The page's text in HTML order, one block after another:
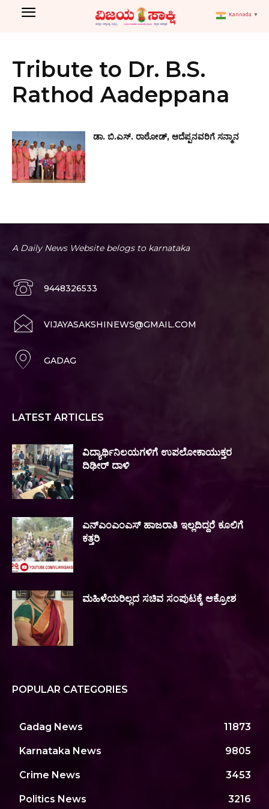
Tribute to Dr. B.S.
Rathod Aadeppana
ಡಾ. ಬಿ.ಎಸ್. ರಾಠೋಡ್, ಆದೆಪ್ಪನವರಿಗೆ ಸನ್ಮಾನ
A Daily News Website belogs to karnataka
9448326533
VIJAYASAKSHINEWS@GMAIL.COM
GADAG
LATEST ARTICLES
ವಿದ್ಯಾರ್ಥಿನಿಲಯಗಳಿಗೆ ಉಪಲೋಕಾಯುಕ್ತರ
ದಿಢೀರ್ ದಾಳಿ
ಎನ್‌ಎಂಎಂಎಸ್‌ ಹಾಜರಾತಿ ಇಲ್ಲದಿದ್ದರೆ ಕೂಲಿಗೆ
ಕತ್ತರಿ
ಮಹಿಳೆಯರಿಲ್ಲದ ಸಚಿವ ಸಂಪುಟಕ್ಕೆ ಆಕ್ರೋಶ
POPULAR CATEGORIES
Gadag News 11873
Karnataka News 9805
Crime News 3453
Politics News 3216
Kannada ▼